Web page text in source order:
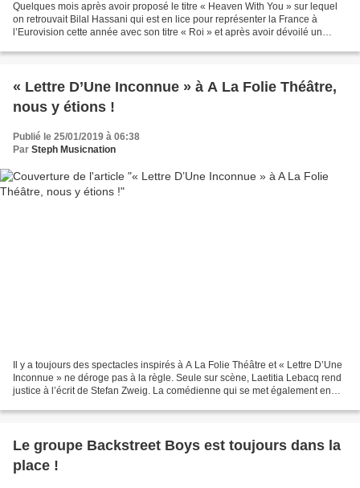
Quelques mois après avoir proposé le titre « Heaven With You » sur lequel
on retrouvait Bilal Hassani qui est en lice pour représenter la France à
l’Eurovision cette année avec son titre « Roi » et après avoir dévoilé un
« Lettre D’Une Inconnue » à A La Folie Théâtre,
nous y étions !
Publié le 25/01/2019 à 06:38
Par Steph Musicnation
Il y a toujours des spectacles inspirés à A La Folie Théâtre et « Lettre D’Une
Inconnue » ne déroge pas à la règle. Seule sur scène, Laetitia Lebacq rend
justice à l’écrit de Stefan Zweig. La comédienne qui se met également en
Le groupe Backstreet Boys est toujours dans la
place !